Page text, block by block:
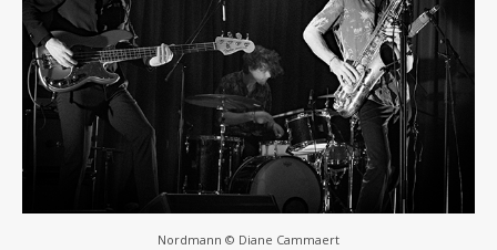
Nordmann © Diane Cammaert